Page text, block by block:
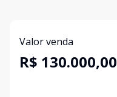
Valor venda
R$ 130.000,00